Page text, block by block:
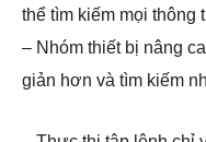
thể tìm kiếm mọi thông
– Nhóm thiết bị nâng
giản hơn và tìm kiếm